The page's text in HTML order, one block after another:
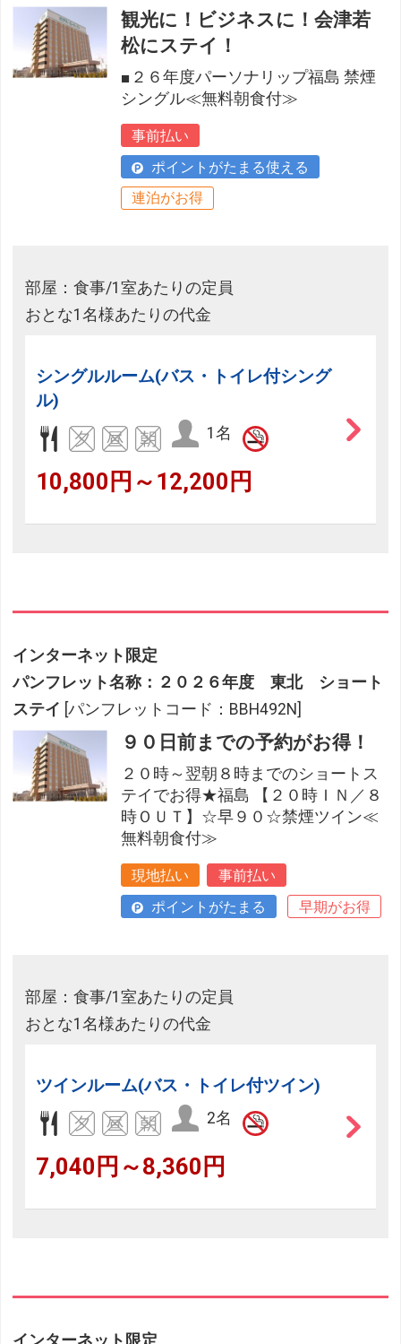
観光に！ビジネスに！会津若
松にステイ！
■２６年度パーソナリップ福島 禁煙
シングル≪無料朝食付≫
事前払い
ポイントがたまる使える
連泊がお得
部屋：食事/1室あたりの定員
おとな1名様あたりの代金
シングルルーム(バス・トイレ付シング
ル)
1名
10,800円～12,200円
インターネット限定
パンフレット名称：２０２６年度 東北 ショート
ステイ [パンフレットコード：BBH492N]
９０日前までの予約がお得！
２０時～翌朝８時までのショートス
テイでお得★福島 【２０時ＩＮ／８
時ＯＵＴ】☆早９０☆禁煙ツイン≪
無料朝食付≫
現地払い
事前払い
ポイントがたまる
早期がお得
部屋：食事/1室あたりの定員
おとな1名様あたりの代金
ツインルーム(バス・トイレ付ツイン)
2名
7,040円～8,360円